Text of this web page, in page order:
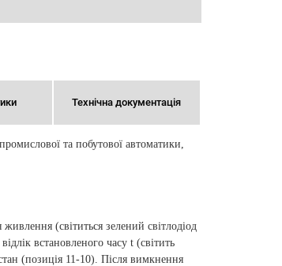
Технічна документація
та побутової автоматики,
(світиться зелений світлодіод
встановленого часу t (світить
(позиція 11-10). Після вимкнення